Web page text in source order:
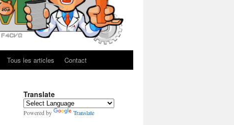
Tous les articles Contact
Translate
Powered by Translate